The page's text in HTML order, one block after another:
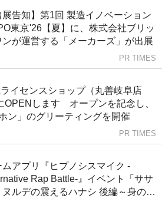
展告知】第1回 製造イノベーション
東京'26【夏】に、株式会社ブリッ
ンが運営する「メーカーズ」が出展
PR TIMES
イセンスショップ（丸善岐阜店
OPENします オープンを記念し、
ン」のグリーティングを開催
PR TIMES
ムアプリ『ヒプノシスマイク -
Rap Battle-』イベント「ササ
ヌルデの震えるハナシ 後編～身の毛